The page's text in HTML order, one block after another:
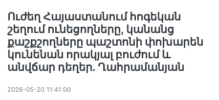
Ուժեղ Հայաստանում հոգեկան
շեղում ունեցողները, կանանց
քաշքշողները պաշտոնի փոխարեն
կունենան որակյալ բուժում և
անվճար դեղեր. Ղահրամանյան
2026-05-20 11:41:00